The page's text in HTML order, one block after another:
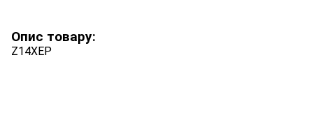
Опис товару:
Z14XEP